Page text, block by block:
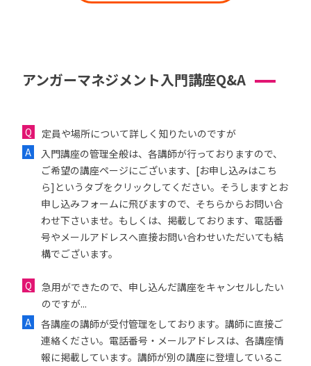
アンガーマネジメント入門講座Q&A
定員や場所について詳しく知りたいのですが
入門講座の管理全般は、各講師が行っておりますので、
ご希望の講座ページにございます、[お申し込みはこち
ら]というタブをクリックしてください。そうしますとお
申し込みフォームに飛びますので、そちらからお問い合
わせ下さいませ。もしくは、掲載しております、電話番
号やメールアドレスへ直接お問い合わせいただいても結
構でございます。
急用ができたので、申し込んだ講座をキャンセルしたい
のですが...
各講座の講師が受付管理をしております。講師に直接ご
連絡ください。電話番号・メールアドレスは、各講座情
報に掲載しています。講師が別の講座に登壇しているこ